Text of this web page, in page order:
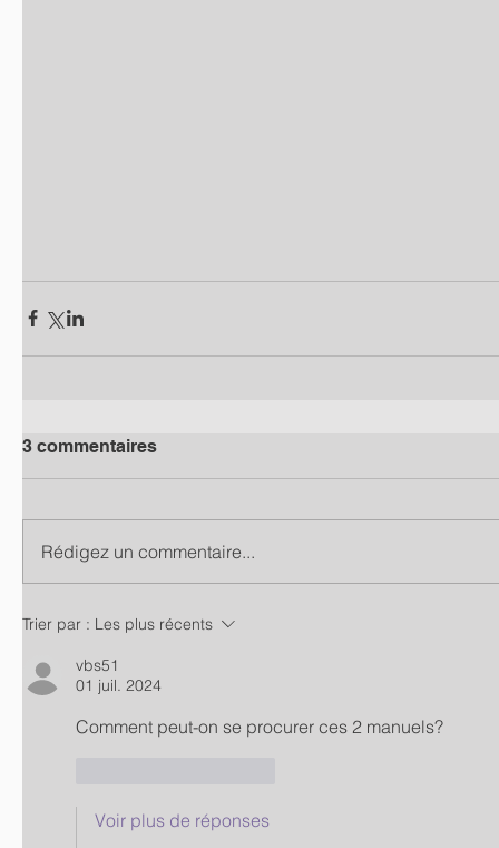
3 commentaires
Rédigez un commentaire...
Trier par : Les plus récents
vbs51
01 juil. 2024
Comment peut-on se procurer ces 2 manuels?
Voir plus de réponses